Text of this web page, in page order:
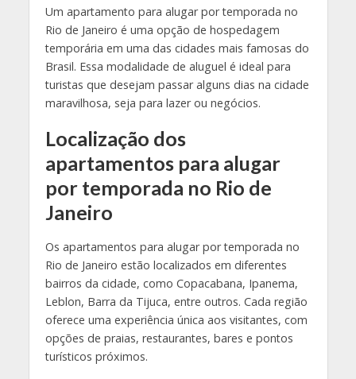
Um apartamento para alugar por temporada no
Rio de Janeiro é uma opção de hospedagem
temporária em uma das cidades mais famosas do
Brasil. Essa modalidade de aluguel é ideal para
turistas que desejam passar alguns dias na cidade
maravilhosa, seja para lazer ou negócios.
Localização dos
apartamentos para alugar
por temporada no Rio de
Janeiro
Os apartamentos para alugar por temporada no
Rio de Janeiro estão localizados em diferentes
bairros da cidade, como Copacabana, Ipanema,
Leblon, Barra da Tijuca, entre outros. Cada região
oferece uma experiência única aos visitantes, com
opções de praias, restaurantes, bares e pontos
turísticos próximos.